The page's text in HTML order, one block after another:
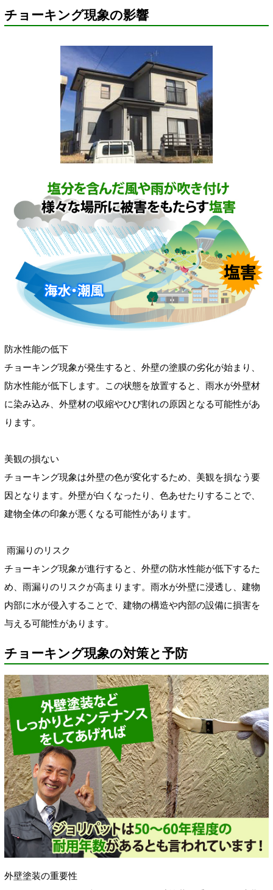
チョーキング現象の影響
防水性能の低下
チョーキング現象が発生すると、外壁の塗膜の劣化が始まり、
防水性能が低下します。この状態を放置すると、雨水が外壁材
に染み込み、外壁材の収縮やひび割れの原因となる可能性があ
ります。
美観の損ない
チョーキング現象は外壁の色が変化するため、美観を損なう要
因となります。外壁が白くなったり、色あせたりすることで、
建物全体の印象が悪くなる可能性があります。
雨漏りのリスク
チョーキング現象が進行すると、外壁の防水性能が低下するた
め、雨漏りのリスクが高まります。雨水が外壁に浸透し、建物
内部に水が侵入することで、建物の構造や内部の設備に損害を
与える可能性があります。
チョーキング現象の対策と予防
外壁塗装の重要性